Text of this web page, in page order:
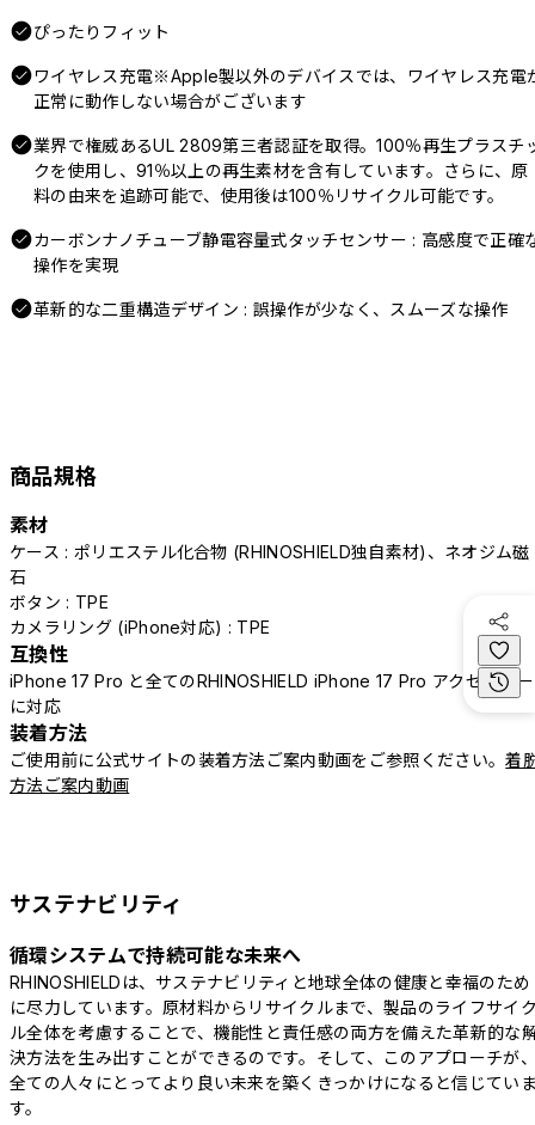
ぴったりフィット
ワイヤレス充電※Apple製以外のデバイスでは、ワイヤレス充電
正常に動作しない場合がございます
業界で権威あるUL 2809第三者認証を取得。100％再生プラスチ
クを使用し、91％以上の再生素材を含有しています。さらに、原
料の由来を追跡可能で、使用後は100％リサイクル可能です。
カーボンナノチューブ静電容量式タッチセンサー : 高感度で正確
操作を実現
革新的な二重構造デザイン : 誤操作が少なく、スムーズな操作
商品規格
素材
ケース : ポリエステル化合物 (RHINOSHIELD独自素材)、ネオジム磁
石
ボタン : TPE
カメラリング (iPhone対応) : TPE
互換性
iPhone 17 Pro と全てのRHINOSHIELD iPhone 17 Pro アクセサリー
に対応
装着方法
ご使用前に公式サイトの装着方法ご案内動画をご参照ください。着
方法ご案内動画
サステナビリティ
循環システムで持続可能な未来へ
RHINOSHIELDは、サステナビリティと地球全体の健康と幸福のため
に尽力しています。原材料からリサイクルまで、製品のライフサイ
ル全体を考慮することで、機能性と責任感の両方を備えた革新的な
決方法を生み出すことができるのです。そして、このアプローチが
全ての人々にとってより良い未来を築くきっかけになると信じてい
す。